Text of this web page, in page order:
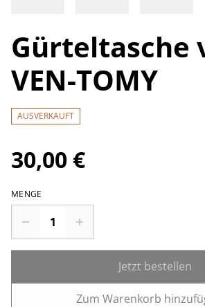
Gürteltasche
VEN-TOMY
AUSVERKAUFT
30,00 €
MENGE
Jetzt bestellen
Zum Warenkorb